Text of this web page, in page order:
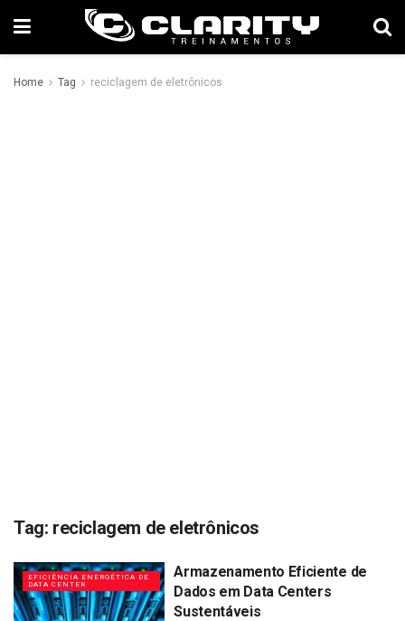
Home Tag reciclagem de eletrônicos
Tag: reciclagem de eletrônicos
EFICIÊNCIA ENERGÉTICA DE
DATA CENTER
Armazenamento Eficiente de
Dados em Data Centers
Sustentáveis